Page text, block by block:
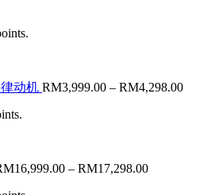
动机 RM3,999.00 – RM4,298.00
16,999.00 – RM17,298.00